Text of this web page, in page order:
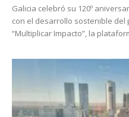
Galicia celebró su 120º
con el desarrollo sostenible del
“Multiplicar Impacto”, la